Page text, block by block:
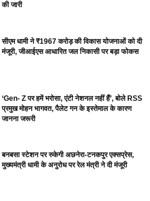
की जारी
सीएम धामी ने ₹1967 करोड़ की विकास योजनाओं को दी
मंजूरी, जीआईएस आधारित जल निकासी पर बड़ा फोकस
‘Gen- Z पर हमें भरोसा, एंटी नेशनल नहीं हैं’, बोले RSS
प्रमुख मोहन भागवत, पैलेट गन के इस्तेमाल के कारण
जानना जरूरी
बनबसा स्टेशन पर रुकेगी अछनेरा-टनकपुर एक्सप्रेस,
मुख्यमंत्री धामी के अनुरोध पर रेल मंत्री ने दी मंजूरी